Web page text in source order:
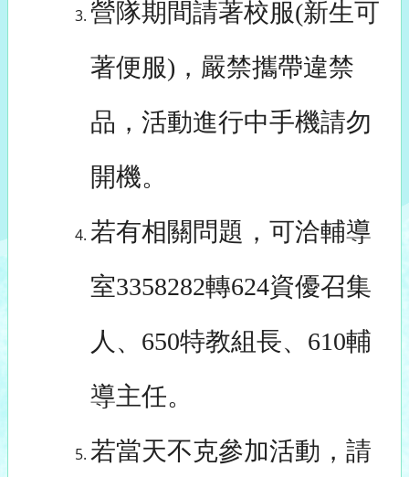
營隊期間請著校服(新生可
著便服)，嚴禁攜帶違禁
品，活動進行中手機請勿
開機。
若有相關問題，可洽輔導
室3358282轉624資優召集
人、650特教組長、610輔
導主任。
若當天不克參加活動，請